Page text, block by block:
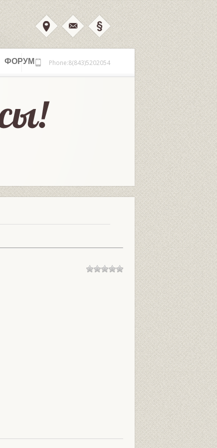
ФОРУМ Phone:8(843)5202054